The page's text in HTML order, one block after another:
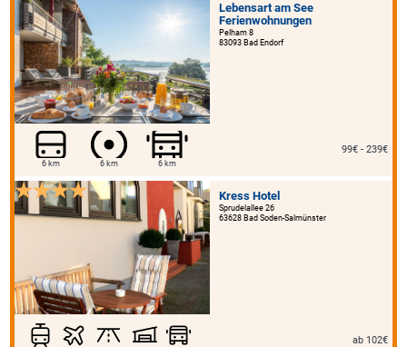
Lebensart am See
Ferienwohnungen
Pelham 8
83093 Bad Endorf
6 km 6 km 6 km
99€ - 239€
Kress Hotel
Sprudelallee 26
63628 Bad Soden-Salmünster
ab 102€